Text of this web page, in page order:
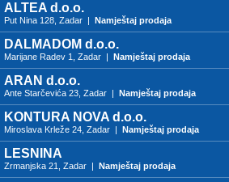
ALTEA d.o.o.
Put Nina 128, Zadar | Namještaj prodaja
DALMADOM d.o.o.
Marijane Radev 1, Zadar | Namještaj prodaja
ARAN d.o.o.
Ante Starčevića 23, Zadar | Namještaj prodaja
KONTURA NOVA d.o.o.
Miroslava Krleže 24, Zadar | Namještaj prodaja
LESNINA
Zrmanjska 21, Zadar | Namještaj prodaja